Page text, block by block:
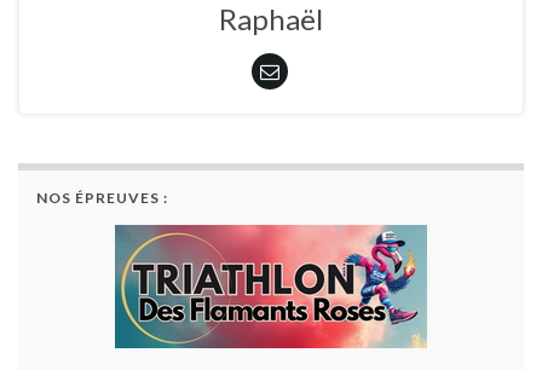
Raphaël
NOS ÉPREUVES :